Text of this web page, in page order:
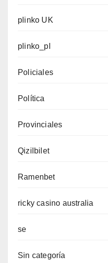
plinko UK
plinko_pl
Policiales
Política
Provinciales
Qizilbilet
Ramenbet
ricky casino australia
se
Sin categoría